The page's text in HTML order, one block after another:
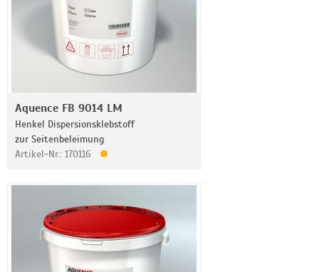
Aquence FB 9014 LM
Henkel Dispersionsklebstoff
zur Seitenbeleimung
Artikel-Nr.: 170116